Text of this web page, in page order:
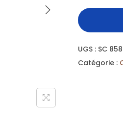
UGS : SC
Catégorie :